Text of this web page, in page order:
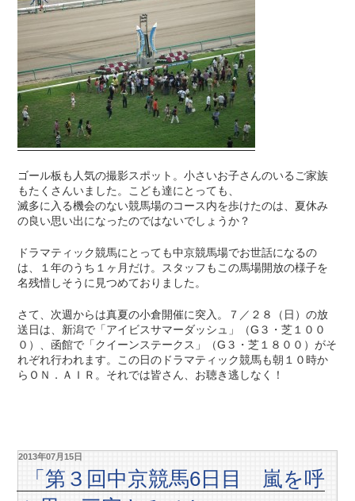
ゴール板も人気の撮影スポット。小さいお子さんのいるご家族
もたくさんいました。こども達にとっても、
滅多に入る機会のない競馬場のコース内を歩けたのは、夏休み
の良い思い出になったのではないでしょうか？
ドラマティック競馬にとっても中京競馬場でお世話になるの
は、１年のうち１ヶ月だけ。スタッフもこの馬場開放の様子を
名残惜しそうに見つめておりました。
さて、次週からは真夏の小倉開催に突入。７／２８（日）の放
送日は、新潟で「アイビスサマーダッシュ」（G３・芝１００
０）、函館で「クイーンステークス」（G３・芝１８００）がそ
れぞれ行われます。この日のドラマティック競馬も朝１０時か
らＯＮ．ＡＩＲ。それでは皆さん、お聴き逃しなく！
2013年07月15日
「第３回中京競馬6日目 嵐を呼